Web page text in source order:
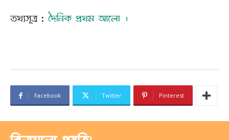
তথ্যসূত্র : দৈনিক প্রথম আলো ।
Facebook Twitter Pinterest